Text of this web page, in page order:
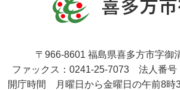
〒966-8601 福島県喜多方市字御
ファックス：0241-25-7073 法人番号
開庁時間 月曜日から金曜日の午前8時